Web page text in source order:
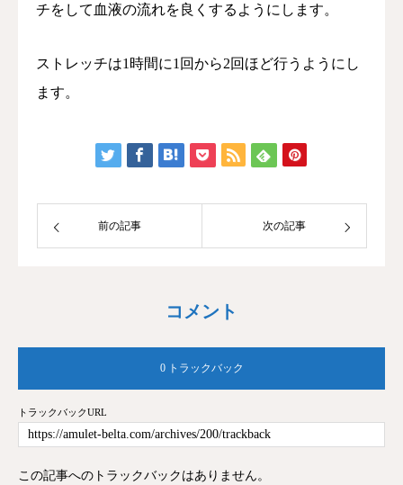
チをして血液の流れを良くするようにします。
ストレッチは1時間に1回から2回ほど行うようにし
ます。
前の記事 次の記事
コメント
0 トラックバック
トラックバックURL
この記事へのトラックバックはありません。